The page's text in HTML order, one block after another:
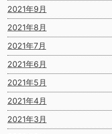
2021年9月
2021年8月
2021年7月
2021年6月
2021年5月
2021年4月
2021年3月